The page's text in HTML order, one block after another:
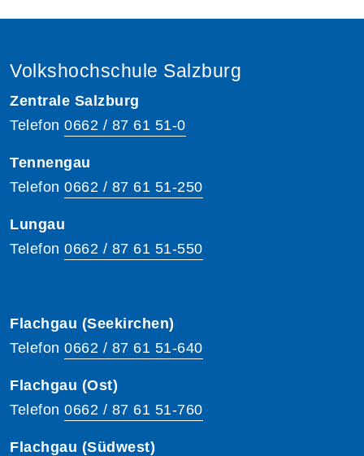
Volkshochschule Salzburg
Zentrale Salzburg
Telefon 0662 / 87 61 51-0
Tennengau
Telefon 0662 / 87 61 51-250
Lungau
Telefon 0662 / 87 61 51-550
Flachgau (Seekirchen)
Telefon 0662 / 87 61 51-640
Flachgau (Ost)
Telefon 0662 / 87 61 51-760
Flachgau (Südwest)